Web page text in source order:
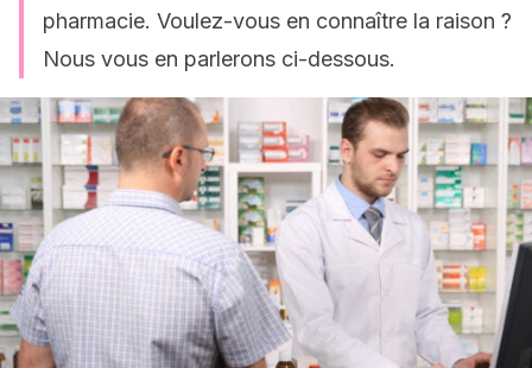
pharmacie. Voulez-vous en connaître la raison ?
Nous vous en parlerons ci-dessous.